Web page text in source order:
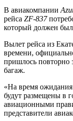
В авиакомпании
рейса ZF-837
который должен
Вылет рейса из
времени,
пришлось повторно
багаж.
«На время
будут размещены в
авиационными
представители